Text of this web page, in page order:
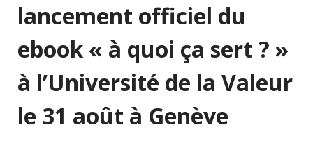
lancement officiel du
ebook « à quoi ça sert ? »
à l’Université de la Valeur
le 31 août à Genève